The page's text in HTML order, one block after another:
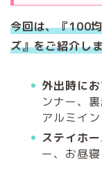
今回は、『100
ズ』をご紹介し
外出時に
ンナー、
アルミイ
ステイホ
ー、お昼